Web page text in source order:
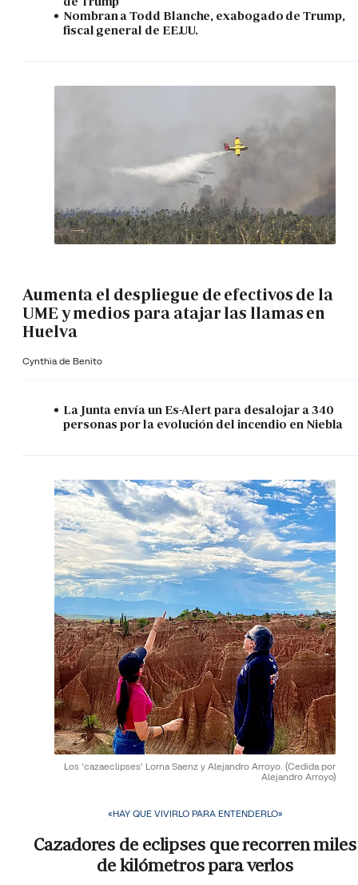
Nombran a Todd Blanche, exabogado de Trump,
fiscal general de EE.UU.
Aumenta el despliegue de efectivos de la
UME y medios para atajar las llamas en
Huelva
Cynthia de Benito
La Junta envía un Es-Alert para desalojar a 340
personas por la evolución del incendio en Niebla
Los 'cazaeclipses' Lorna Saenz y Alejandro Arroyo. (Cedida por
Alejandro Arroyo)
«HAY QUE VIVIRLO PARA ENTENDERLO»
Cazadores de eclipses que recorren miles
de kilómetros para verlos